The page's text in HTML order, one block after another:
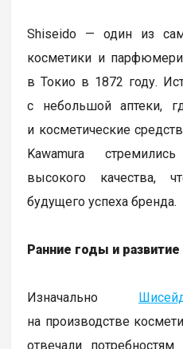
Shiseido — один из
косметики и
в Токио в 1872 году.
с небольшой аптеки,
и косметические
Kawamura
высокого качества,
будущего успеха бренда.
Ранние годы и развитие
Изначально
на производстве
отвечали